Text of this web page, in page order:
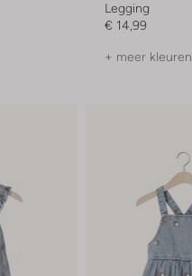
Legging
€ 14,99
+ meer kleuren